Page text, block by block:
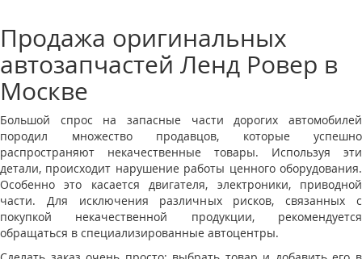
Продажа оригинальных
автозапчастей Ленд Ровер в
Москве
Большой спрос на запасные части дорогих автомобилей
породил множество продавцов, которые успешно
распространяют некачественные товары. Используя эти
детали, происходит нарушение работы ценного оборудования.
Особенно это касается двигателя, электроники, приводной
части. Для исключения различных рисков, связанных с
покупкой некачественной продукции, рекомендуется
обращаться в специализированные автоцентры.